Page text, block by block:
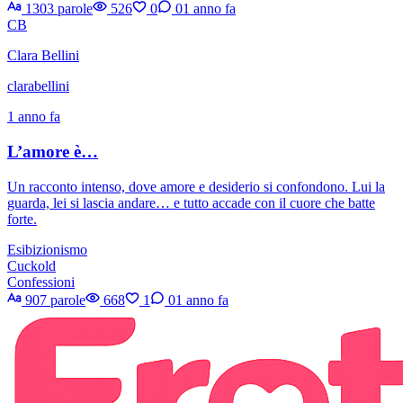
1303 parole 526 0 01 anno fa
CB
Clara Bellini
clarabellini
1 anno fa
L’amore è…
Un racconto intenso, dove amore e desiderio si confondono. Lui la
guarda, lei si lascia andare… e tutto accade con il cuore che batte
forte.
Esibizionismo
Cuckold
Confessioni
907 parole
668 1 01 anno fa